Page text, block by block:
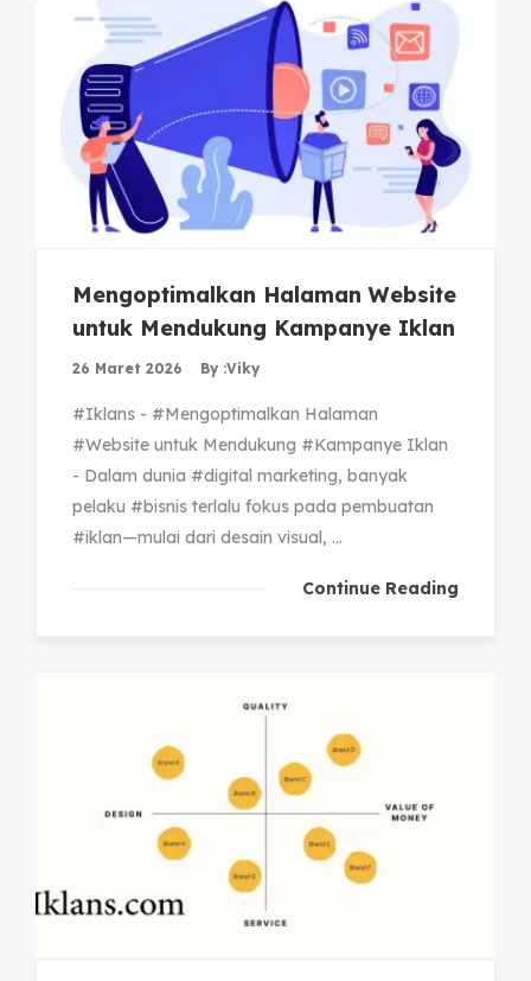
Mengoptimalkan Halaman Website
untuk Mendukung Kampanye Iklan
26 Maret 2026 By :Viky
#Iklans - #Mengoptimalkan Halaman
#Website untuk Mendukung #Kampanye Iklan
- Dalam dunia #digital marketing, banyak
pelaku #bisnis terlalu fokus pada pembuatan
#iklan—mulai dari desain visual, ...
Continue Reading